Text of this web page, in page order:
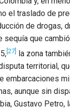
el traslado de
de drogas,
sequía que
[27] la zona
territorial,
embarcaciones
aunque sin
Gustavo Petro,